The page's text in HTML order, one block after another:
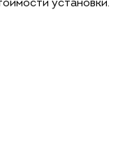
установки.